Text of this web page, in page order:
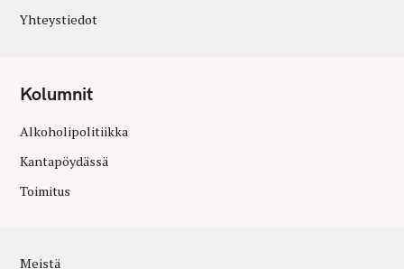
Yhteystiedot
Kolumnit
Alkoholipolitiikka
Kantapöydässä
Toimitus
Meistä